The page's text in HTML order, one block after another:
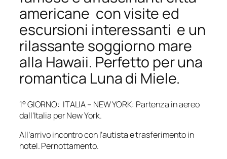
americane con visite ed
escursioni interessanti e un
rilassante soggiorno mare
alla Hawaii. Perfetto per una
romantica Luna di Miele.
1° GIORNO: ITALIA – NEW YORK: Partenza in aereo
dall’Italia per New York.
All’arrivo incontro con l’autista e trasferimento in
hotel. Pernottamento.